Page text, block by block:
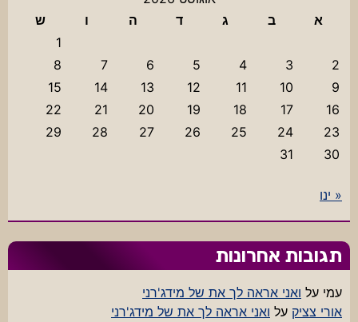
א
ב ג ד ה ו
ש
1
2
3
4
5
6
7
8
9
10
11
12
13
14
15
16
17
18
19
20
21
22
23
24
25
26
27
28
29
30
31
« ינו
תגובות אחרונות
עמי על ואני אראה לך את של מידג'רני
אורי צציק על ואני אראה לך את של מידג'רני